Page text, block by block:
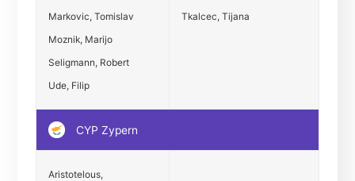
Markovic, Tomislav
Moznik, Marijo
Seligmann, Robert
Ude, Filip
Tkalcec, Tijana
CYP Zypern
Aristotelous,